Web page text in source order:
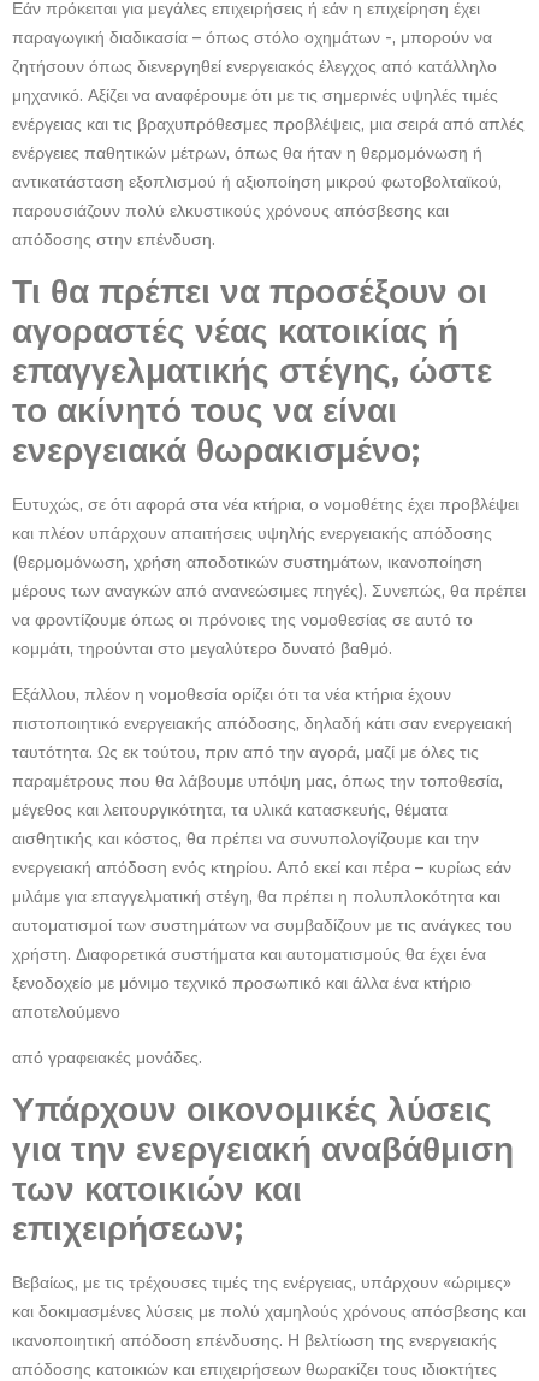
Εάν πρόκειται για μεγάλες επιχειρήσεις ή εάν η επιχείρηση έχει
παραγωγική διαδικασία – όπως στόλο οχημάτων -, μπορούν να
ζητήσουν όπως διενεργηθεί ενεργειακός έλεγχος από κατάλληλο
μηχανικό. Αξίζει να αναφέρουμε ότι με τις σημερινές υψηλές τιμές
ενέργειας και τις βραχυπρόθεσμες προβλέψεις, μια σειρά από απλές
ενέργειες παθητικών μέτρων, όπως θα ήταν η θερμομόνωση ή
αντικατάσταση εξοπλισμού ή αξιοποίηση μικρού φωτοβολταϊκού,
παρουσιάζουν πολύ ελκυστικούς χρόνους απόσβεσης και
απόδοσης στην επένδυση.
Τι θα πρέπει να προσέξουν οι
αγοραστές νέας κατοικίας ή
επαγγελματικής στέγης, ώστε
το ακίνητό τους να είναι
ενεργειακά θωρακισμένο;
Ευτυχώς, σε ότι αφορά στα νέα κτήρια, ο νομοθέτης έχει προβλέψει
και πλέον υπάρχουν απαιτήσεις υψηλής ενεργειακής απόδοσης
(θερμομόνωση, χρήση αποδοτικών συστημάτων, ικανοποίηση
μέρους των αναγκών από ανανεώσιμες πηγές). Συνεπώς, θα πρέπει
να φροντίζουμε όπως οι πρόνοιες της νομοθεσίας σε αυτό το
κομμάτι, τηρούνται στο μεγαλύτερο δυνατό βαθμό.
Εξάλλου, πλέον η νομοθεσία ορίζει ότι τα νέα κτήρια έχουν
πιστοποιητικό ενεργειακής απόδοσης, δηλαδή κάτι σαν ενεργειακή
ταυτότητα. Ως εκ τούτου, πριν από την αγορά, μαζί με όλες τις
παραμέτρους που θα λάβουμε υπόψη μας, όπως την τοποθεσία,
μέγεθος και λειτουργικότητα, τα υλικά κατασκευής, θέματα
αισθητικής και κόστος, θα πρέπει να συνυπολογίζουμε και την
ενεργειακή απόδοση ενός κτηρίου. Από εκεί και πέρα – κυρίως εάν
μιλάμε για επαγγελματική στέγη, θα πρέπει η πολυπλοκότητα και
αυτοματισμοί των συστημάτων να συμβαδίζουν με τις ανάγκες του
χρήστη. Διαφορετικά συστήματα και αυτοματισμούς θα έχει ένα
ξενοδοχείο με μόνιμο τεχνικό προσωπικό και άλλα ένα κτήριο
αποτελούμενο
από γραφειακές μονάδες.
Υπάρχουν οικονομικές λύσεις
για την ενεργειακή αναβάθμιση
των κατοικιών και
επιχειρήσεων;
Βεβαίως, με τις τρέχουσες τιμές της ενέργειας, υπάρχουν «ώριμες»
και δοκιμασμένες λύσεις με πολύ χαμηλούς χρόνους απόσβεσης και
ικανοποιητική απόδοση επένδυσης. Η βελτίωση της ενεργειακής
απόδοσης κατοικιών και επιχειρήσεων θωρακίζει τους ιδιοκτήτες